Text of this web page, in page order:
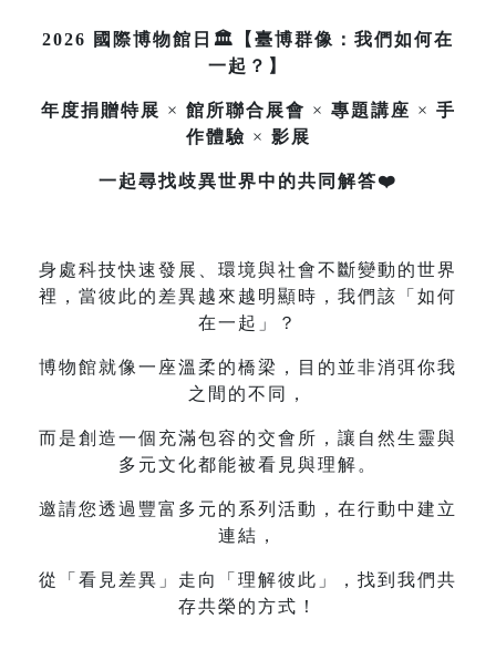
2026 國際博物館日🏛️【臺博群像：我們如何在
一起？】
年度捐贈特展 × 館所聯合展會 × 專題講座 × 手
作體驗 × 影展
一起尋找歧異世界中的共同解答❤️
身處科技快速發展、環境與社會不斷變動的世界
裡，當彼此的差異越來越明顯時，我們該「如何
在一起」？
博物館就像一座溫柔的橋梁，目的並非消弭你我
之間的不同，
而是創造一個充滿包容的交會所，讓自然生靈與
多元文化都能被看見與理解。
邀請您透過豐富多元的系列活動，在行動中建立
連結，
從「看見差異」走向「理解彼此」，找到我們共
存共榮的方式！